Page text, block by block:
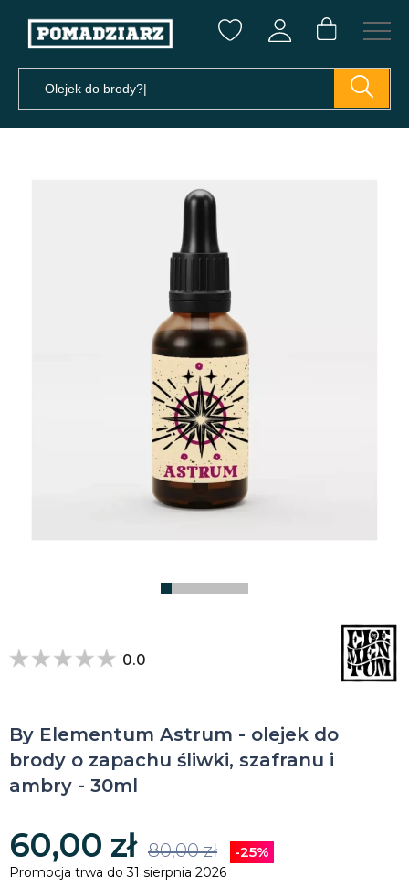
By Elementum Astrum - olejek do
brody o zapachu śliwki, szafranu i
ambry - 30ml
0.0
60,00 zł 80,00 zł -25%
Promocja trwa do 31 sierpnia 2026